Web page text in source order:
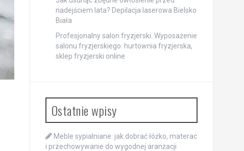
nadejściem lata? Depilacja laserowa Bielsko
Biała
Profesjonalny salon fryzjerski. Wyposażenie
salonu fryzjerskiego: hurtownia fryzjerska,
sklep fryzjerski online
Ostatnie wpisy
Meble sypialniane: jak dobrać łóżko, materac
i przechowywanie do wygodnej aranżacji